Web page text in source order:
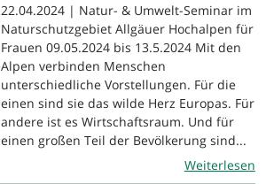
22.04.2024 | Natur- & Umwelt-Seminar im
Naturschutzgebiet Allgäuer Hochalpen für
Frauen 09.05.2024 bis 13.5.2024 Mit den
Alpen verbinden Menschen
unterschiedliche Vorstellungen. Für die
einen sind sie das wilde Herz Europas. Für
andere ist es Wirtschaftsraum. Und für
einen großen Teil der Bevölkerung sind...
Weiterlesen